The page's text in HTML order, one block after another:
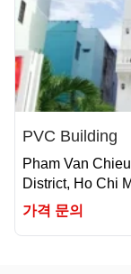
PVC Building
Pham Van
District, Ho Chi
가격 문의